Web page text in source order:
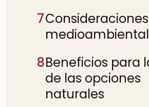
7Consideraciones
8Beneficios para
de las opciones
naturales